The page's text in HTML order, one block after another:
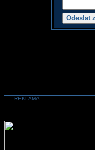
REKLAMA